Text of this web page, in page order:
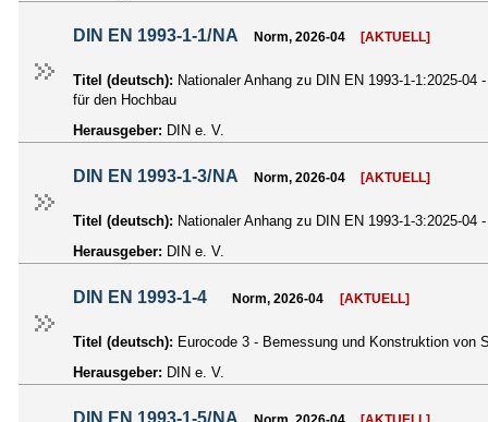
DIN EN 1993-1-1/NA Norm, 2026-04 [AKTUELL]
Titel (deutsch): Nationaler Anhang zu DIN EN 1993-1-1:2025-
für den Hochbau
Herausgeber: DIN e. V.
DIN EN 1993-1-3/NA Norm, 2026-04 [AKTUELL]
Titel (deutsch): Nationaler Anhang zu DIN EN 1993-1-3:2025-
Herausgeber: DIN e. V.
DIN EN 1993-1-4 Norm, 2026-04 [AKTUELL]
Titel (deutsch): Eurocode 3 - Bemessung und Konstruktion von
Herausgeber: DIN e. V.
DIN EN 1993-1-5/NA